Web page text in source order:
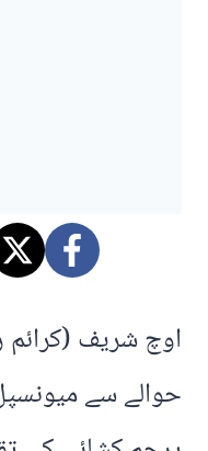
اوچ شریف (کرائم
حوالے سے